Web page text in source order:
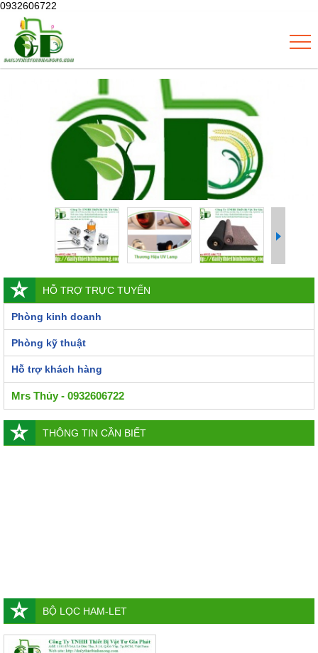
0932606722
HỖ TRỢ TRỰC TUYẾN
Phòng kinh doanh
Phòng kỹ thuật
Hỗ trợ khách hàng
Mrs Thủy - 0932606722
THÔNG TIN CẦN BIẾT
BỘ LỌC HAM-LET